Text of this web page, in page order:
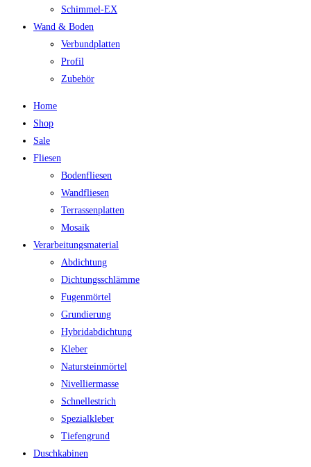
Schimmel-EX
Wand & Boden
Verbundplatten
Profil
Zubehör
Home
Shop
Sale
Fliesen
Bodenfliesen
Wandfliesen
Terrassenplatten
Mosaik
Verarbeitungsmaterial
Abdichtung
Dichtungsschlämme
Fugenmörtel
Grundierung
Hybridabdichtung
Kleber
Natursteinmörtel
Nivelliermasse
Schnellestrich
Spezialkleber
Tiefengrund
Duschkabinen